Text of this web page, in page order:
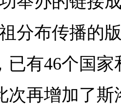
分布传播的
已有46个国
次再增加了